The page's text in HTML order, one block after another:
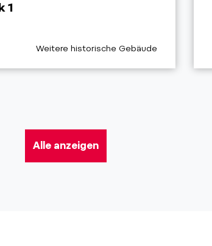
1
aria.poi_category_prefix
Weitere historische Gebäude
Alle anzeigen